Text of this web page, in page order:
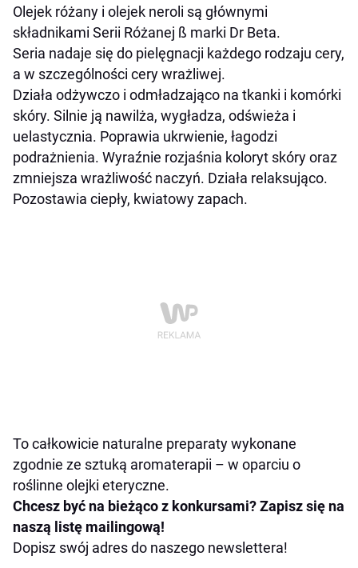
Olejek różany i olejek neroli są głównymi
składnikami Serii Różanej ß marki Dr Beta.
Seria nadaje się do pielęgnacji każdego rodzaju cery,
a w szczególności cery wrażliwej.
Działa odżywczo i odmładzająco na tkanki i komórki
skóry. Silnie ją nawilża, wygładza, odświeża i
uelastycznia. Poprawia ukrwienie, łagodzi
podrażnienia. Wyraźnie rozjaśnia koloryt skóry oraz
zmniejsza wrażliwość naczyń. Działa relaksująco.
Pozostawia ciepły, kwiatowy zapach.
To całkowicie naturalne preparaty wykonane
zgodnie ze sztuką aromaterapii – w oparciu o
roślinne olejki eteryczne.
Chcesz być na bieżąco z konkursami? Zapisz się na
naszą listę mailingową!
Dopisz swój adres do naszego newslettera!